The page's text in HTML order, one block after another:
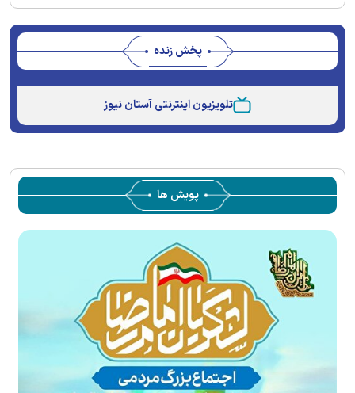
پخش زنده
تلویزیون اینترنتی آستان نیوز
پویش ها